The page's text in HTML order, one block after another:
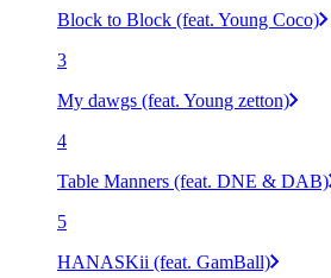
Block to Block (feat. Young Coco)
3
My dawgs (feat. Young zetton)
4
Table Manners (feat. DNE & DAB)
5
HANASKii (feat. GamBall)